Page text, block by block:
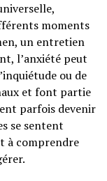
moments
un entretien
l’anxiété peut
ou de
et font partie
parfois devenir
se sentent
à comprendre